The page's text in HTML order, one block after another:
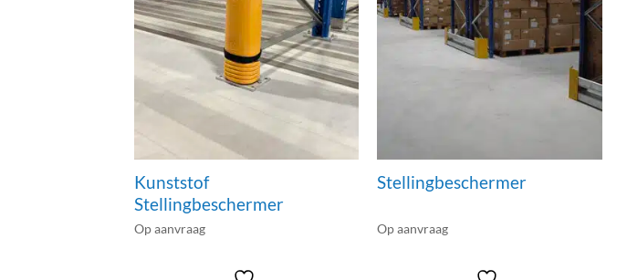
Kunststof
Stellingbeschermer
Op aanvraag
Stellingbeschermer
Op aanvraag